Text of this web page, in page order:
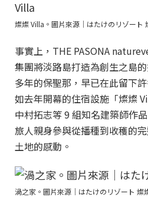
燦燦 Villa。圖片來源｜はたけのリゾート
事實上，THE PASONA
集團將淡路島打造為創生之島
多年的保聖那，早已在此留下
如去年開幕的住宿設施「燦燦
中村拓志等 9 組知名建築師作
旅人親身參與從播種到收穫的
土地的感動。
渦之家。圖片來源｜はたけのリゾート 燦